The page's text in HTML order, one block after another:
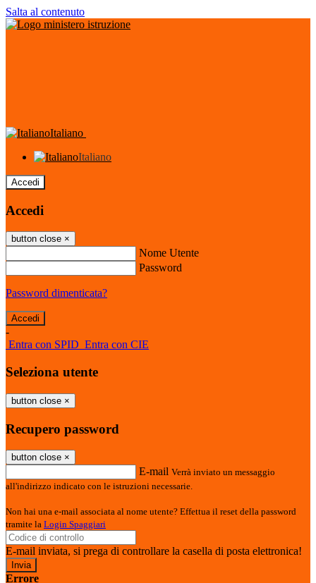
Salta al contenuto
Italiano
Italiano
Accedi
Accedi
button close ×
Nome Utente
Password
Password dimenticata?
-
Entra con SPID Entra con CIE
Seleziona utente
button close ×
Recupero password
button close ×
E-mail Verrà inviato un messaggio
all'indirizzo indicato con le istruzioni necessarie.
Non hai una e-mail associata al nome utente? Effettua il reset della password
tramite la Login Spaggiari
E-mail inviata, si prega di controllare la casella di posta elettronica!
Errore